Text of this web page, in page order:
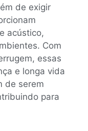
de exigir
acústico,
Com
essas
e longa vida
de serem
para